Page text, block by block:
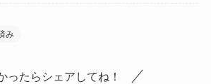
み
ったらシェアしてね！